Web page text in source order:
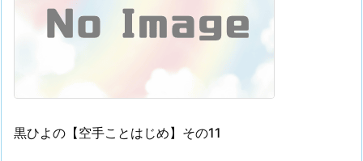
黒ひよの【空手ことはじめ】その11